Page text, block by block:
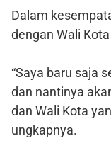
Dalam
dengan Wali
“Saya baru saja
dan nantinya
dan Wali Kota
ungkapnya.